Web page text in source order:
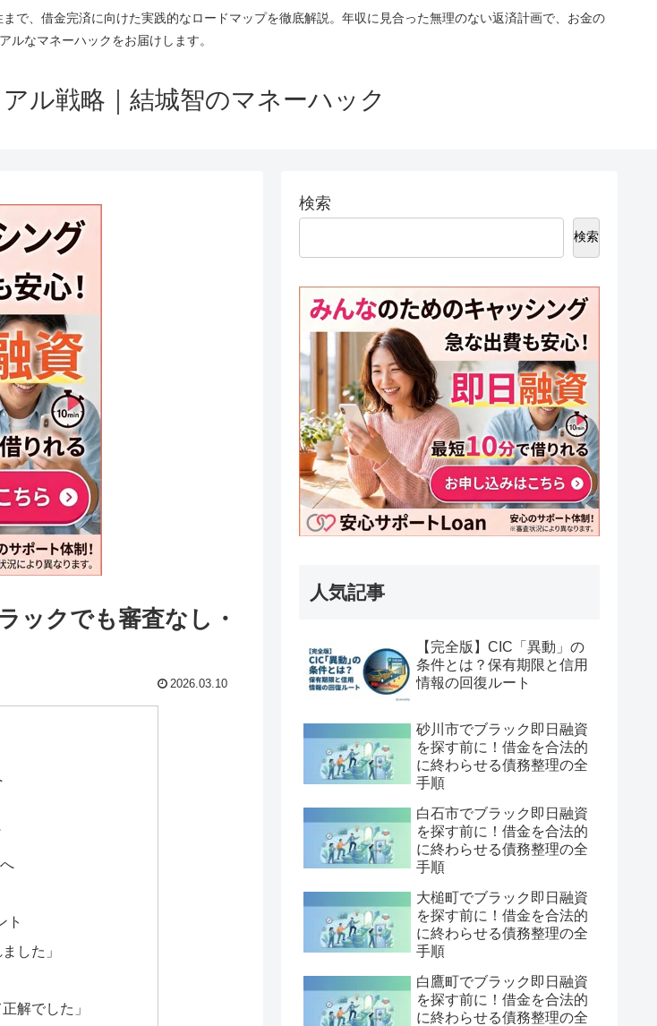
で、借金完済に向けた実践的なロードマップを徹底解説。年収に見合った無理のない返済計画で、お金の
ルなマネーハックをお届けします。
ル戦略｜結城智のマネーハック
ックでも審査なし・
2026.03.10
ト
した」
解でした」
検索
検索
人気記事
【完全版】CIC「異動」の
条件とは？保有期限と信用
情報の回復ルート
砂川市でブラック即日融資
を探す前に！借金を合法的
に終わらせる債務整理の全
手順
白石市でブラック即日融資
を探す前に！借金を合法的
に終わらせる債務整理の全
手順
大槌町でブラック即日融資
を探す前に！借金を合法的
に終わらせる債務整理の全
手順
白鷹町でブラック即日融資
を探す前に！借金を合法的
に終わらせる債務整理の全